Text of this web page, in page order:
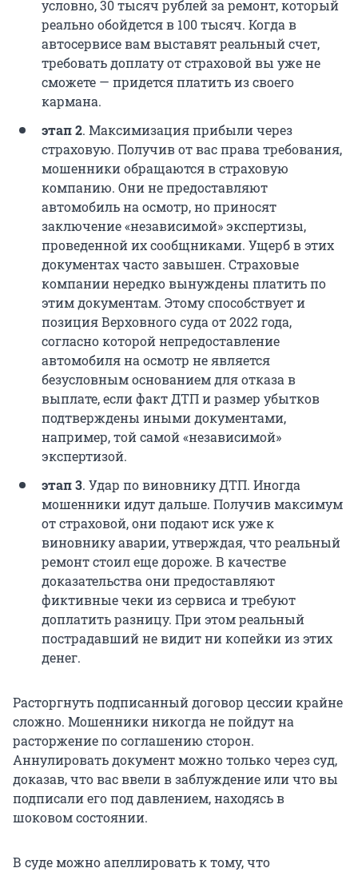
условно, 30 тысяч рублей за ремонт, который
реально обойдется в 100 тысяч. Когда в
автосервисе вам выставят реальный счет,
требовать доплату от страховой вы уже не
сможете — придется платить из своего
кармана.
этап 2. Максимизация прибыли через
страховую. Получив от вас права требования,
мошенники обращаются в страховую
компанию. Они не предоставляют
автомобиль на осмотр, но приносят
заключение «независимой» экспертизы,
проведенной их сообщниками. Ущерб в этих
документах часто завышен. Страховые
компании нередко вынуждены платить по
этим документам. Этому способствует и
позиция Верховного суда от 2022 года,
согласно которой непредоставление
автомобиля на осмотр не является
безусловным основанием для отказа в
выплате, если факт ДТП и размер убытков
подтверждены иными документами,
например, той самой «независимой»
экспертизой.
этап 3. Удар по виновнику ДТП. Иногда
мошенники идут дальше. Получив максимум
от страховой, они подают иск уже к
виновнику аварии, утверждая, что реальный
ремонт стоил еще дороже. В качестве
доказательства они предоставляют
фиктивные чеки из сервиса и требуют
доплатить разницу. При этом реальный
пострадавший не видит ни копейки из этих
денег.
Расторгнуть подписанный договор цессии крайне
сложно. Мошенники никогда не пойдут на
расторжение по соглашению сторон.
Аннулировать документ можно только через суд,
доказав, что вас ввели в заблуждение или что вы
подписали его под давлением, находясь в
шоковом состоянии.
В суде можно апеллировать к тому, что